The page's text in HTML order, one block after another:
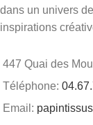
dans un univers
inspirations
447 Quai des
Téléphone:
Email: